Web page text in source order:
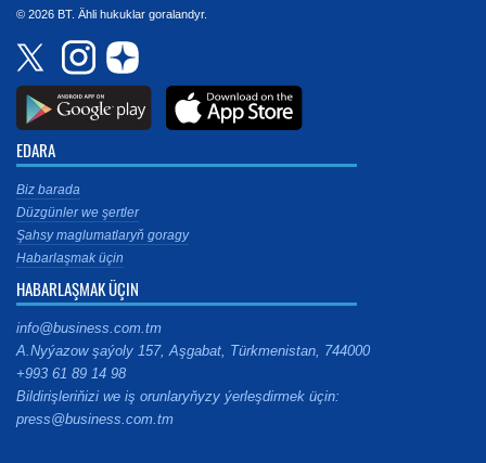
© 2026 BT. Ähli hukuklar goralandyr.
EDARA
Biz barada
Düzgünler we şertler
Şahsy maglumatlaryň goragy
Habarlaşmak üçin
HABARLAŞMAK ÜÇIN
info@business.com.tm
A.Nyýazow şaýoly 157, Aşgabat, Türkmenistan, 744000
+993 61 89 14 98
Bildirişleriňizi we iş orunlaryňyzy ýerleşdirmek üçin:
press@business.com.tm